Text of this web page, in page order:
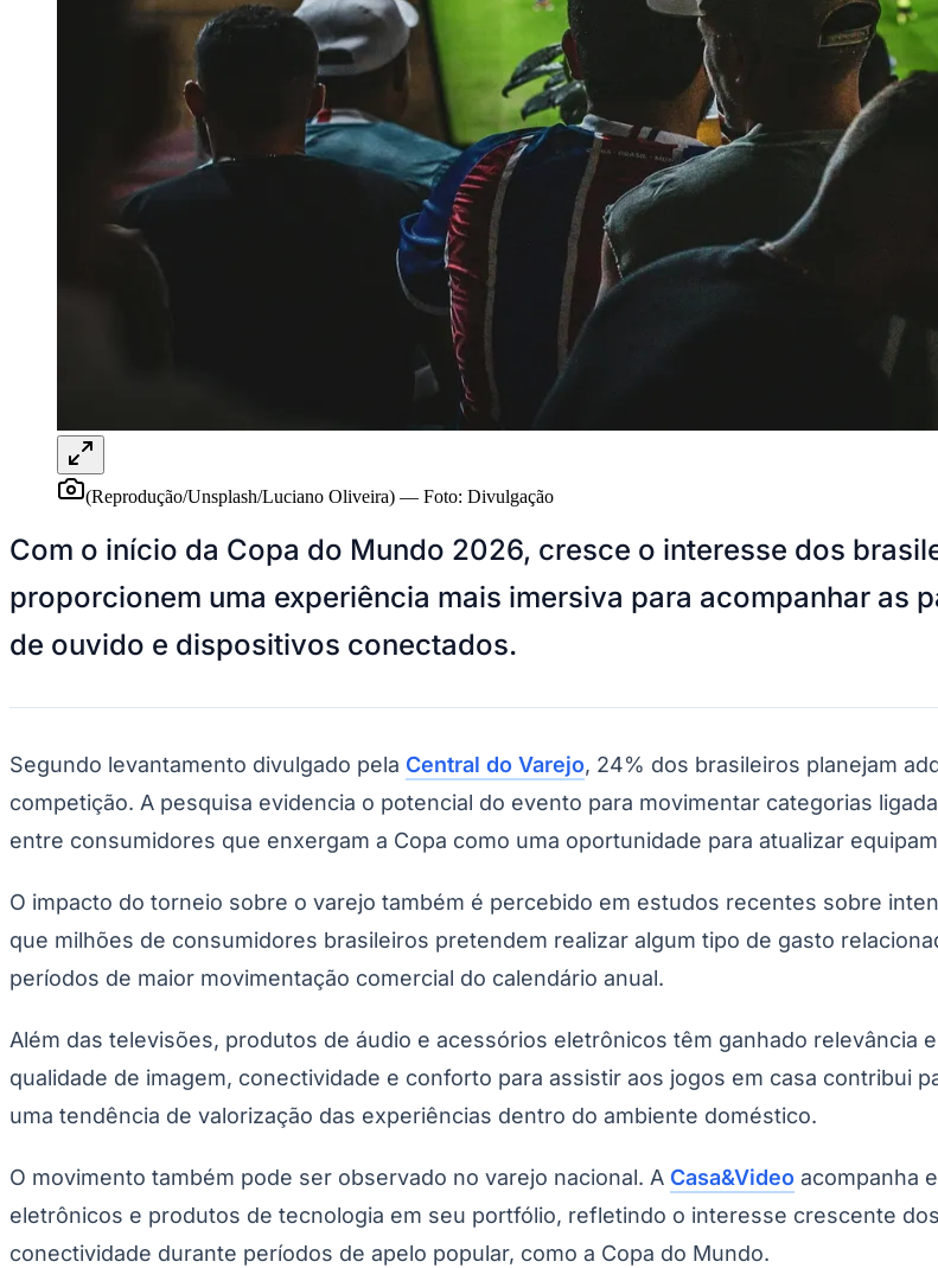
Santana de ParnaíbaOsascoCarapicuíbaJandiraItapeviCotia Pirapora do Bom Jesus Araçariguama Caieiras Franco da
Anuncie Regional
Guia de Empresas
Novo
Hub de Negócios
Guia Comercial
Selo Verificado
Portal Educacional
Agenda de Vestibulares
Vagas de Emprego
Anuncie no Portal
Verificar Empresa
Anunciar VagasNovo
Publicidade Legal
NBA
Fórmula 1
UFC
Tênis (ATP)
MLB
Competições de Futebol
Brasileirão Série B
Libertadores
Sul-Americana
Copa América
Champions League
Bundesliga
(Reprodução/Unsplash/Luciano Oliveira) — Foto: Divulgação
Com o início da Copa do Mundo 2026, cresce o interesse dos
proporcionem uma experiência mais imersiva para acompanhar as
de ouvido e dispositivos conectados.
Segundo levantamento divulgado pela Central do Varejo, 24% dos brasileiros planejam
competição. A pesquisa evidencia o potencial do evento para movimentar categorias
entre consumidores que enxergam a Copa como uma oportunidade para atualizar
O impacto do torneio sobre o varejo também é percebido em estudos recentes sobre
que milhões de consumidores brasileiros pretendem realizar algum tipo de gasto
períodos de maior movimentação comercial do calendário anual.
Além das televisões, produtos de áudio e acessórios eletrônicos têm ganhado relevância
qualidade de imagem, conectividade e conforto para assistir aos jogos em casa contribui
uma tendência de valorização das experiências dentro do ambiente doméstico.
O movimento também pode ser observado no varejo nacional. A Casa&Video acompanha
eletrônicos e produtos de tecnologia em seu portfólio, refletindo o interesse crescente
conectividade durante períodos de apelo popular, como a Copa do Mundo.